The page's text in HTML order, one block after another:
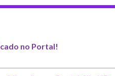
no Portal!